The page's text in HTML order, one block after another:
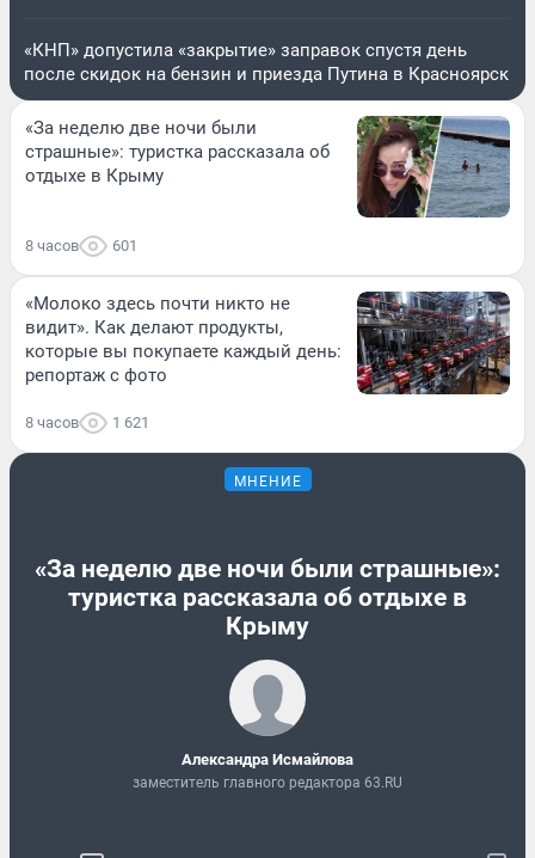
«КНП» допустила «закрытие» заправок спустя день
после скидок на бензин и приезда Путина в Красноярск
«За неделю две ночи были
страшные»: туристка рассказала об
отдыхе в Крыму
8 часов 601
«Молоко здесь почти никто не
видит». Как делают продукты,
которые вы покупаете каждый день:
репортаж с фото
8 часов 1 621
МНЕНИЕ
«За неделю две ночи были страшные»:
туристка рассказала об отдыхе в
Крыму
Александра Исмайлова
заместитель главного редактора 63.RU